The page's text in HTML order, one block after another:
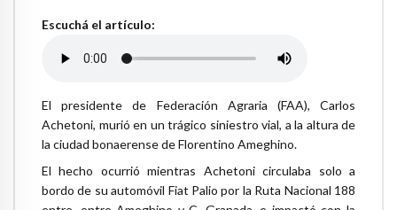
Escuchá el artículo:
El presidente de Federación Agraria (FAA), Carlos
Achetoni, murió en un trágico siniestro vial, a la altura de
la ciudad bonaerense de Florentino Ameghino.
El hecho ocurrió mientras Achetoni circulaba solo a
bordo de su automóvil Fiat Palio por la Ruta Nacional 188